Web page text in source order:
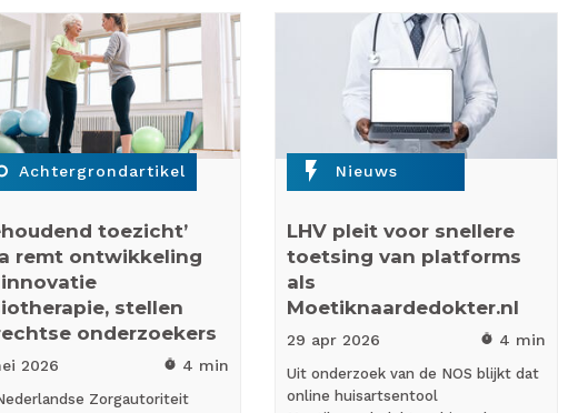
Achtergrondartikel
toezicht’
remt ontwikkeling
stellen
onderzoekers
2026 timer 4 min
Zorgautoriteit
flash_on Nieuws
LHV pleit voor snellere
toetsing van platforms
als
Moetiknaardedokter.nl
29 apr 2026 timer 4 min
Uit onderzoek van de NOS blijkt dat
online huisartsentool